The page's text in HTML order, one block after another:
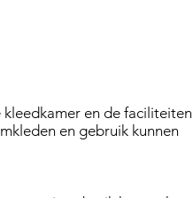
kleedkamer en de faciliteiten
en gebruik kunnen